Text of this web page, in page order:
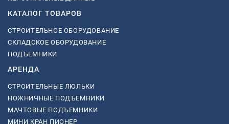
КАТАЛОГ ТОВАРОВ
СТРОИТЕЛЬНОЕ ОБОРУДОВАНИЕ
СКЛАДСКОЕ ОБОРУДОВАНИЕ
ПОДЪЕМНИКИ
АРЕНДА
СТРОИТЕЛЬНЫЕ ЛЮЛЬКИ
НОЖНИЧНЫЕ ПОДЪЕМНИКИ
МАЧТОВЫЕ ПОДЪЕМНИКИ
МИНИ КРАН ПИОНЕР